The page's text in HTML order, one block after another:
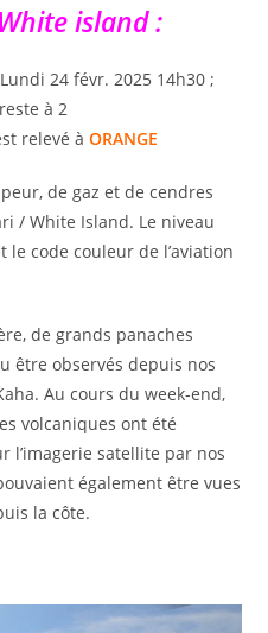
island :
24 févr. 2025 14h30 ;
à 2
relevé àORANGE
de gaz et de cendres
/ White Island. Le niveau
le code couleur de l’aviation
de grands panaches
être observés depuis nos
Au cours du week-end,
volcaniques ont été
l’imagerie satellite par nos
également être vues
la côte.